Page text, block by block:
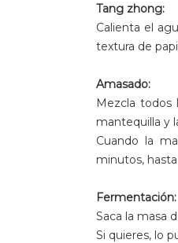
Tang zhong:
Calienta el
textura de
Amasado:
Mezcla todos
mantequilla y
Cuando la
minutos,
Fermentación:
Saca la masa
Si quieres, lo